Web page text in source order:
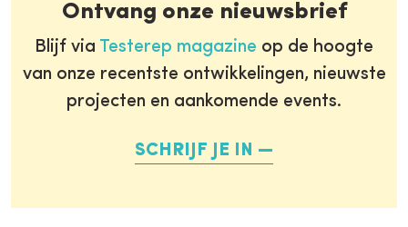
Ontvang onze nieuwsbrief
Blijf via Testerep magazine op de hoogte
van onze recentste ontwikkelingen, nieuwste
projecten en aankomende events.
SCHRIJF JE IN